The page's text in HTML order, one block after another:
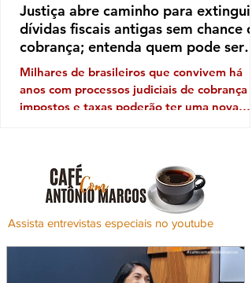
Justiça abre caminho para extinguir
dívidas fiscais antigas sem chance
cobrança; entenda quem pode ser
beneficiado
Milhares de brasileiros que convivem há
anos com processos judiciais de cobrança
impostos e taxas poderão ter uma nova
antigas que permanecem sem qualquer
perspectiva de recuperação dos valores. A
medida, no entanto, não significa um
generalizado das dívidas. Ela vale apenas
para processos específicos e depende de
análise individual da Justiça. A ini
Assista entrevistas especiais no youtube